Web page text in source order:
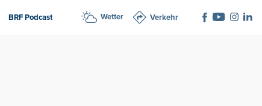
BRF Podcast Wetter Verkehr